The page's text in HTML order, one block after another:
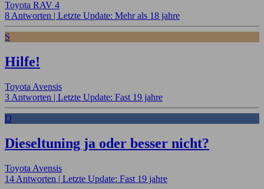
Toyota RAV 4
8 Antworten | Letzte Update: Mehr als 18 jahre
S
Hilfe!
Toyota Avensis
3 Antworten | Letzte Update: Fast 19 jahre
D
Dieseltuning ja oder besser nicht?
Toyota Avensis
14 Antworten | Letzte Update: Fast 19 jahre